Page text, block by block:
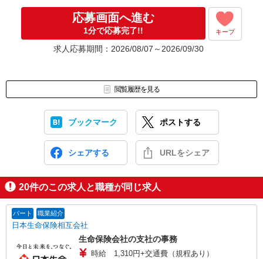
応募画面へ進む
1分で応募完了!! キープ
求人応募期間：2026/08/07～2026/09/30
閲覧履歴を見る
ブックマーク ポストする
シェアする URLをシェア
20件のこの求人と職種が同じ求人
パート 職業紹介
日本生命保険相互会社
生命保険会社の支社の事務
時給 1,310円+交通費（規程あり）